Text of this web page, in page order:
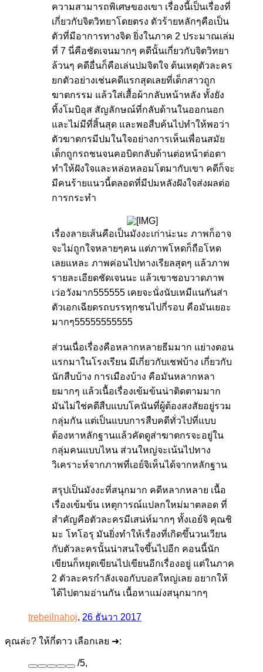
ความสามารถพิเศษของเขา เรื่องนี้เป็นเรื่องที่
เกี่ยวกับจิตวิทยาโดยตรง ตัวร้ายหลักๆคือเป็น
ตัวที่มีอาการทางจิต ยิ่งในภาค 2 ประมาณเล่ม
ที่ 7 นี่คือชัดเจนมากๆ คดีนั้นเกี่ยวกับจิตวิทยา
ล้วนๆ คดีอื่นก็คือเล่นปมจิตใจ ต้นเหตุตัวละคร
ยกตัวอย่างเช่นคดีแรกสุดเลยที่เด็กสาวถูก
ฆาตกรรม แล้วใส่เสื้อผ้ากลับหน้าหลัง ทั้งยัง
ทิ้งโมบิอุส สัญลักษณ์ที่กลับด้านในออกนอก
และไม่มีที่สิ้นสุด และพอสืบค้นไปทำให้พอว่า
ตัวฆาตกรมีปมในใจอย่างการเห็นเพื่อนสมัย
เด็กถูกรถชนจนคอบิดกลับด้านต่อหน้าต่อตา
ทำให้ฝังใจและหล่อหลอมโตมากับเขา คดีก็จะ
มีคนร้ายแนวนี้ตลอดที่มีปมหลังฝังใจส่งผลต่อ
การกระทำ
เรื่องลายเส้นคือเป็นมังงะเก่าน่ะนะ ภาพก็อาจ
จะไม่ถูกใจหลายๆคน แต่ภาพโหดก็ถือโหด
เลยแหละ ภาพค่อนไปทางเรียลสุดๆ แล้วภาพ
รายละเอียดชัดเจนนะ แล้วเขาชอบวาดภาพ
เว่อวังมาก555555 เคยจะนั่งนับเหมืแนกันส่า
ตัวเอกเฉียดรถบรรทุกชนไปกี่รอบ คือมันเยอะ
มากๆ55555555555
ส่วนเนื่อเรื่องคือหลากหลายธีมมาก แย่างตอน
แรกมาในโรงเรียน มีเกี่ยวกับเชฟบ้าง เกี่ยวกับ
นักสืบบ้าง การเมืองบ้าง คือมันหลากหลา
ยมากๆ แล้วเนื้อเรื่องเข้มข้นน่าติดตามมาก
มันไม่ใช่คดีสืบแบบโคนันที่ผู้ต้องสงสัยอยู่รวม
กลุ่มกัน แต่เป็นแบบการสืบคดีทั่วไปที่แบบ
ต้องหาหลักฐานแล้วคัดดูส่าฆาตกรจะอยู่ใน
กลุ่มคนแบบไหน ส่วนใหญ่จะเน้นไปทาง
วิเคราะห์จากภาพที่เอย์จิเห็นได้จากหลักฐาน
สรุปเป็นมังงะที่สนุกมาก คดีหลากหลาย เนื้อ
เรื่องเข้มข้น เหตุการณ์แปลกใหม่มาตลอด ที่
สำคัญคือตัวละครมีเสน่ห์มากๆ ทั้งเอย์จิ คุณชิ
มะ โทโอรุ มันยิ่งทำให้เรื่องที่เกิดขึ้นวนเวียน
กับตัวละครนั้นน่าสนใจขึ้นไปอีก คอนนี้นัก
เขียนก็หยุดเขียนไปเขียนอีกเรื่องอยู่ แต่ในภาค
2 ตัวละครกำลังเจอกับบอสใหญ่เลย อยากให้
ได้ไปตามอ่านกัน เนื้อหาแม่งสนุกมากๆ
trebeilnahoj, 26 ธันวา 2017
คุณล่ะ? ให้กี่ดาว เลือกเลย ➜:
/5,